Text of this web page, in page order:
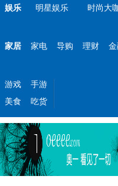
娱乐 明星娱乐 时尚大
家居 家电 导购 理财 金
游戏
手游
美食
吃货